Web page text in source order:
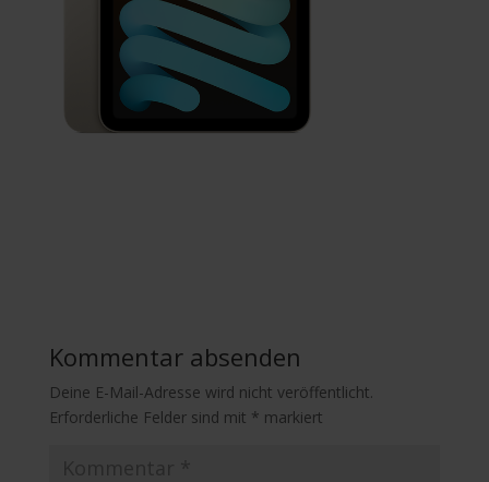
Kommentar absenden
Deine E-Mail-Adresse wird nicht veröffentlicht.
Erforderliche Felder sind mit * markiert